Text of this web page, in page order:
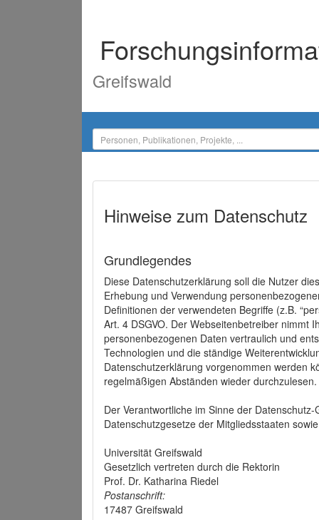
Greifswald
Hinweise zum Datenschutz
Grundlegendes
Diese Datenschutzerklärung soll die Nutzer
Erhebung und Verwendung
Definitionen der verwendeten Begriffe (z.B.
Art. 4 DSGVO. Der Webseitenbetreiber nimmt
personenbezogenen Daten vertraulich und
Technologien und die ständige
Datenschutzerklärung vorgenommen werden
regelmäßigen Abständen wieder durchzulesen.
Der Verantwortliche im Sinne der
Datenschutzgesetze der Mitgliedsstaaten
Universität Greifswald
Gesetzlich vertreten durch die Rektorin
Prof. Dr. Katharina Riedel
Postanschrift:
17487 Greifswald